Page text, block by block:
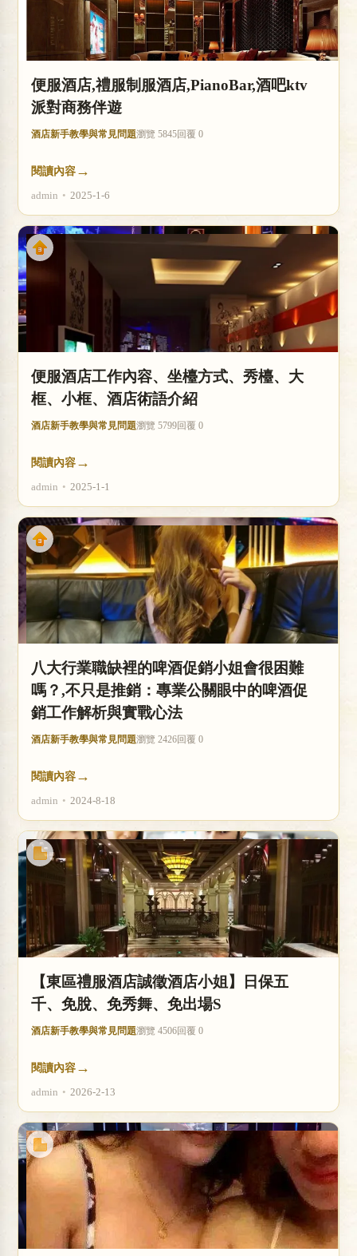
便服酒店,禮服制服酒店,PianoBar,酒吧ktv
派對商務伴遊
酒店新手教學與常見問題瀏覽 5845回覆 0
閱讀內容 →
admin • 2025-1-6
便服酒店工作內容、坐檯方式、秀檯、大
框、小框、酒店術語介紹
酒店新手教學與常見問題瀏覽 5799回覆 0
閱讀內容 →
admin • 2025-1-1
八大行業職缺裡的啤酒促銷小姐會很困難
嗎？,不只是推銷：專業公關眼中的啤酒促
銷工作解析與實戰心法
酒店新手教學與常見問題瀏覽 2426回覆 0
閱讀內容 →
admin • 2024-8-18
【東區禮服酒店誠徵酒店小姐】日保五
千、免脫、免秀舞、免出場S
酒店新手教學與常見問題瀏覽 4506回覆 0
閱讀內容 →
admin • 2026-2-13